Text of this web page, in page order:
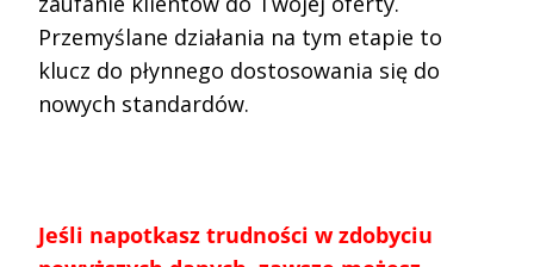
Przemyślane działania na tym etapie to
klucz do płynnego dostosowania się do
nowych standardów.
Jeśli napotkasz trudności w zdobyciu